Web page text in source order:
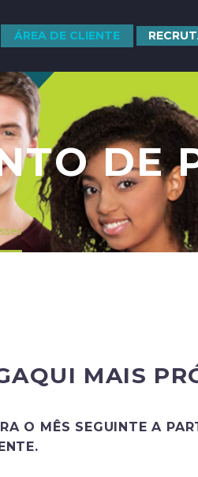
ÁREA DE CLIENTE
DE
MAIS
O MÊS SEGUINTE A